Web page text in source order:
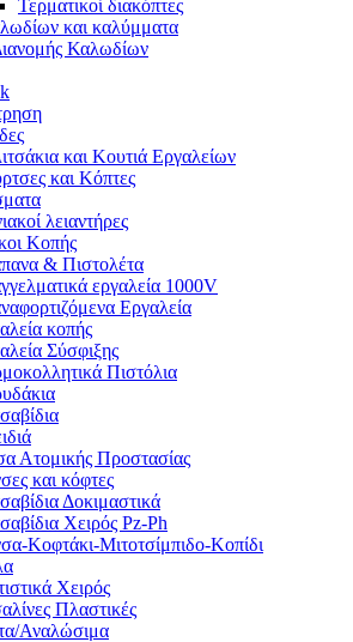
Τερματικοί διακόπτες
και καλύμματα
Καλωδίων
και Κουτιά Εργαλείων
και Κόπτες
λειαντήρες
Κοπής
& Πιστολέτα
εργαλεία 1000V
Εργαλεία
κοπής
Σύσφιξης
Πιστόλια
Ατομικής Προστασίας
και κόφτες
Δοκιμαστικά
Χειρός Pz-Ph
Κοφτάκι-Μιτοτσίμπιδο-Κοπίδι
Χειρός
Πλαστικές
Αναλώσιμα